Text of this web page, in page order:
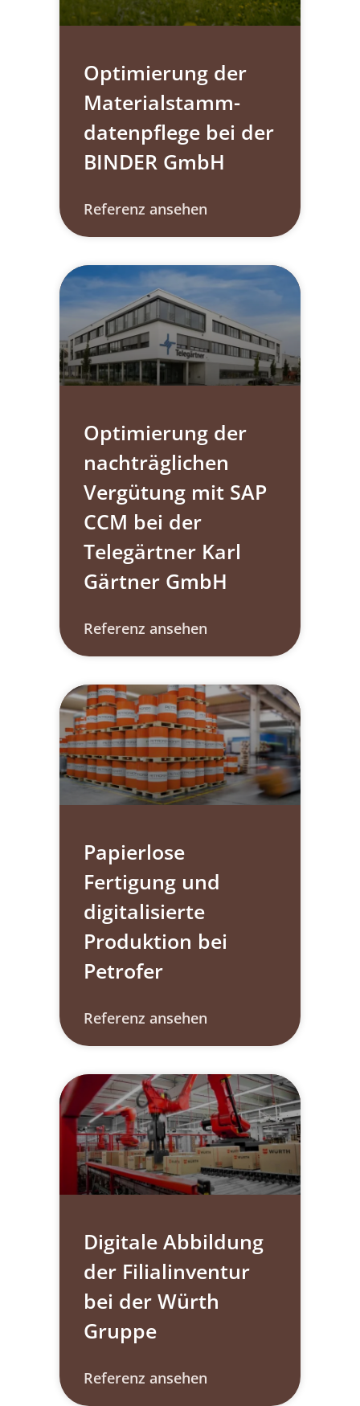
Optimierung der
Materialstamm­
daten­pflege bei der
BINDER GmbH
Referenz ansehen
Optimierung der
nachträglichen
Vergütung mit SAP
CCM bei der
Telegärtner Karl
Gärtner GmbH
Referenz ansehen
Papierlose
Fertigung und
digitalisierte
Produktion bei
Petrofer
Referenz ansehen
Digitale Abbildung
der Filialinventur
bei der Würth
Gruppe​
Referenz ansehen